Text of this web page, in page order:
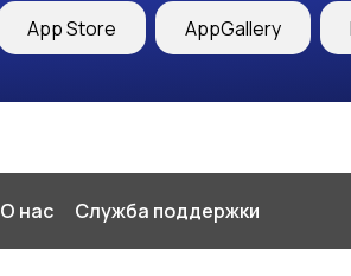
App Store AppGallery
О нас Служба поддержки